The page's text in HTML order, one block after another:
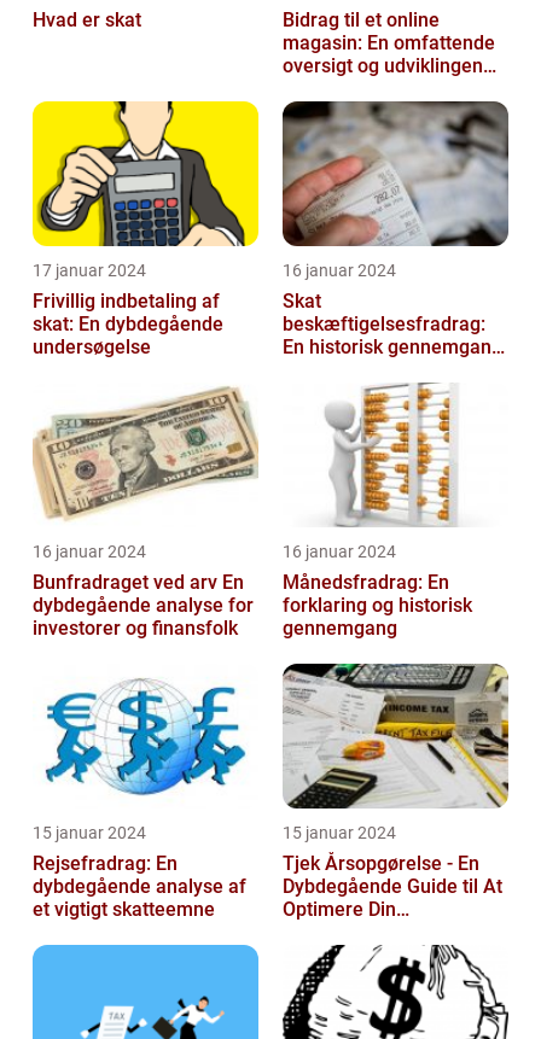
Hvad er skat
Bidrag til et online
magasin: En omfattende
oversigt og udviklingen
17 januar 2024
Frivillig indbetaling af
skat: En dybdegående
undersøgelse
16 januar 2024
Skat
beskæftigelsesfradrag:
En historisk gennemgang
skattefritagelsesprogram
for inves...
16 januar 2024
Bunfradraget ved arv En
dybdegående analyse for
investorer og finansfolk
16 januar 2024
Månedsfradrag: En
forklaring og historisk
gennemgang
15 januar 2024
Rejsefradrag: En
dybdegående analyse af
et vigtigt skatteemne
15 januar 2024
Tjek Årsopgørelse - En
Dybdegående Guide til At
Optimere Din